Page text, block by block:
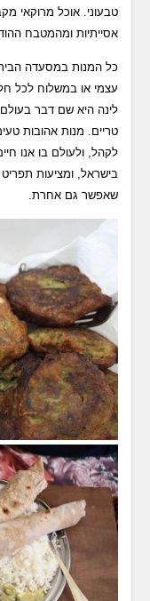
טבעוני. אוכל מרוקאי
אסייתיות ומהמטבח
כל המנות במסעדה
עצמי או במשלוח לכל
לינה היא שם דבר
טריים. מנות אהובות
לקהל, ולעולם בו אנו
בישראל, ומציעות תפריט
שאפשר גם אחרת.